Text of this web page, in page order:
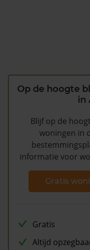
Op de hoogte
in
Blijf op de
woningen in
informatie voor
Gratis
Gratis
Altijd